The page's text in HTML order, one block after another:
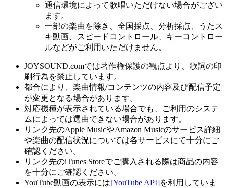
通信環境によって歌唱いただけない場合がござい
ます。
一部の楽曲を除き、全国採点、分析採点、うたス
キ動画、スピードコントロール、キーコントロー
ルなどがご利用いただけません。
JOYSOUND.comでは著作権保護の観点より、歌詞の印
刷行為を禁止しています。
都合により、楽曲情報/コンテンツの内容及び配信予定
が変更となる場合があります。
対応機種が表示されている場合でも、ご利用のシステ
ムによっては選曲できない場合があります。
リンク先のApple MusicやAmazon Musicのサービス詳細
や楽曲の配信状況については各サービスにて十分にご
確認ください。
リンク先のiTunes Storeでご購入される際は商品の内容
を十分にご確認ください。
YouTube動画の表示には[YouTube API]を利用していま